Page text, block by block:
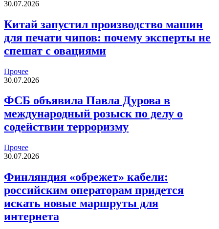
30.07.2026
Китай запустил производство машин
для печати чипов: почему эксперты не
спешат с овациями
Прочее
30.07.2026
ФСБ объявила Павла Дурова в
международный розыск по делу о
содействии терроризму
Прочее
30.07.2026
Финляндия «обрежет» кабели:
российским операторам придется
искать новые маршруты для
интернета